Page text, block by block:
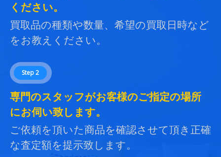
ください。
買取品の種類や数量、希望の買取日時など
をお教えください。
Step 2
専門のスタッフがお客様のご指定の場所
にお伺い致します。
ご依頼を頂いた商品を確認させて頂き正確
な査定額を提示致します。